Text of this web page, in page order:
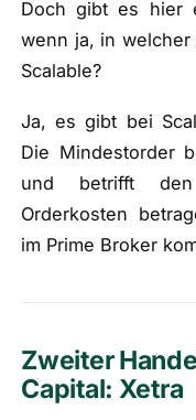
Doch gibt es hier
wenn ja, in
Scalable?
Ja, es gibt bei
Die Mindestorder
und betrifft
Orderkosten
im Prime Broker
Zweiter
Capital: Xetra